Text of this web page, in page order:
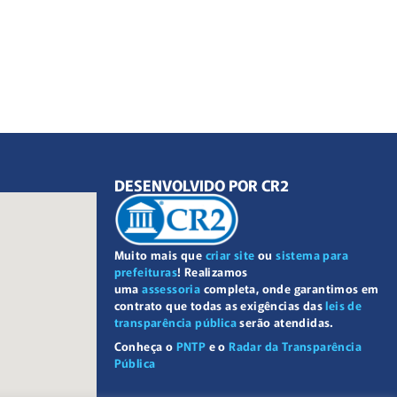
Muito mais que criar site ousistema para
prefeituras! Realizamos
umaassessoria completa, onde garantimos em
contrato que todas as exigências dasleis de
transparência públicaserão atendidas.
Conheça o PNTP e oRadar da Transparência
Pública
DESENVOLVIDO POR CR2